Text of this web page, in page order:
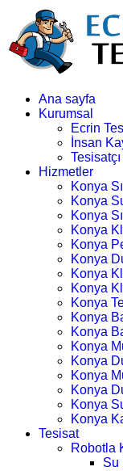
Ana sayfa
Kurumsal
Ecrin
İnsan
Hizmetler
Konya
Konya
Konya
Konya
Konya
Konya
Konya
Konya
Konya
Konya
Konya
Konya
Konya
Konya
Konya
Konya
Konya
Tesisat
Robotla
Su